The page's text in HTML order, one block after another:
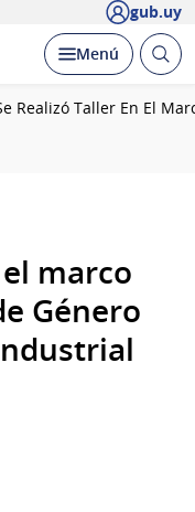
gub.uy
Desplegar
Menú Abrir
Realizó Taller En El
marco
Género